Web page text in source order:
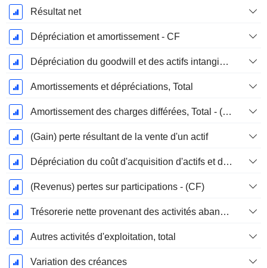
Période
Fiscale:
Décembre
Résultat net
Dépréciation et amortissement - CF
Dépréciation du goodwill et des actifs intangibles
Amortissements et dépréciations, Total
Amortissement des charges différées, Total - (CF)
(Gain) perte résultant de la vente d'un actif
Dépréciation du coût d'acquisition d'actifs et dépenses de restructuration
(Revenus) pertes sur participations - (CF)
Trésorerie nette provenant des activités abandonnées
Autres activités d'exploitation, total
Variation des créances